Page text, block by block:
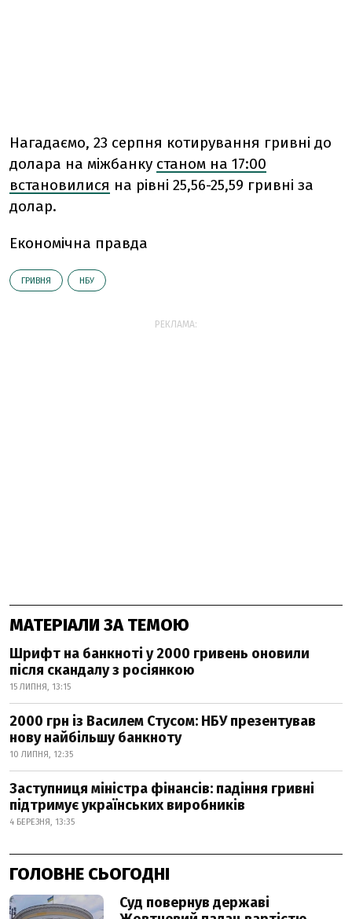
Нагадаємо, 23 серпня котирування гривні до
долара на міжбанку станом на 17:00
встановилися на рівні 25,56-25,59 гривні за
долар.
Економічна правда
ГРИВНЯ НБУ
РЕКЛАМА:
МАТЕРІАЛИ ЗА ТЕМОЮ
Шрифт на банкноті у 2000 гривень оновили
після скандалу з росіянкою
15 ЛИПНЯ, 13:15
2000 грн із Василем Стусом: НБУ презентував
нову найбільшу банкноту
10 ЛИПНЯ, 12:35
Заступниця міністра фінансів: падіння гривні
підтримує українських виробників
4 БЕРЕЗНЯ, 13:35
ГОЛОВНЕ СЬОГОДНІ
Суд повернув державі